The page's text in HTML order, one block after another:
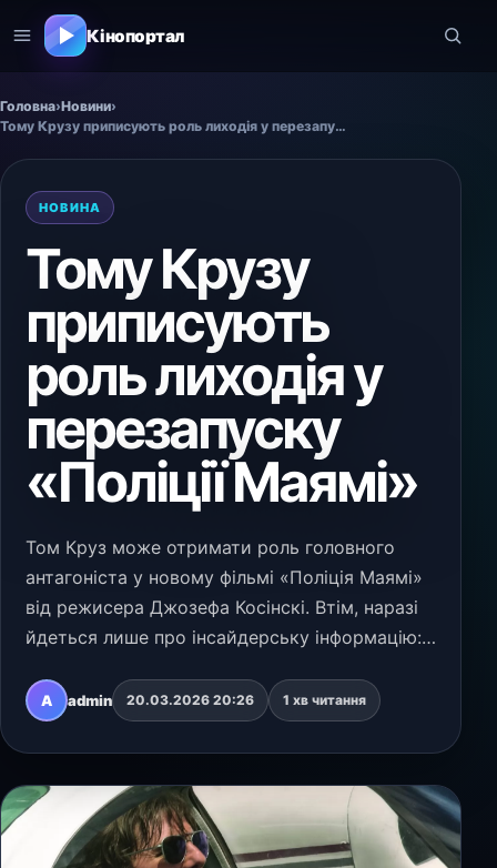
Кінопортал
Головна›Новини›
Тому Крузу приписують роль лиходія у перезапуску «Поліції Маямі»
НОВИНА
Тому Крузу
приписують
роль лиходія у
перезапуску
«Поліції Маямі»
Том Круз може отримати роль головного
антагоніста у новому фільмі «Поліція Маямі»
від режисера Джозефа Косінскі. Втім, наразі
йдеться лише про інсайдерську інформацію:
медіа з посиланням на DanielRPK, а офіційного
підтв…
A admin 20.03.2026 20:26 1 хв читання